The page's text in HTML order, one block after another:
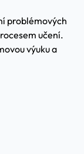
problémových
učení.
výuku a